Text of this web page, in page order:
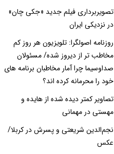
تصویربرداری فیلم جدید «جکی چان»
در نزدیکی ایران
روزنامه اصولگرا: تلویزیون هر روز کم
مخاطب تر از دیروز شده/ مسئولان
صداوسیما چرا آمار مخاطبان برنامه های
خود را محرمانه کرده اند؟
تصاویر کمتر دیده شده از هایده و
مهستی در مهمانی
نجم‌الدین شریعتی و پسرش در کربلا/
عکس